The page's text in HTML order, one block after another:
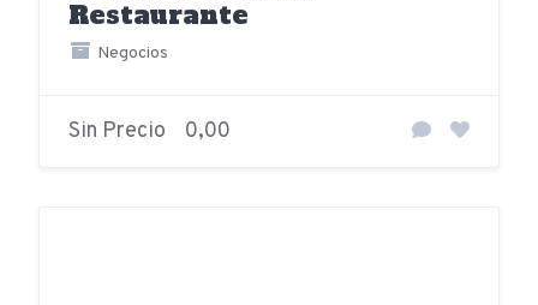
Restaurante
Negocios
Sin Precio 0,00